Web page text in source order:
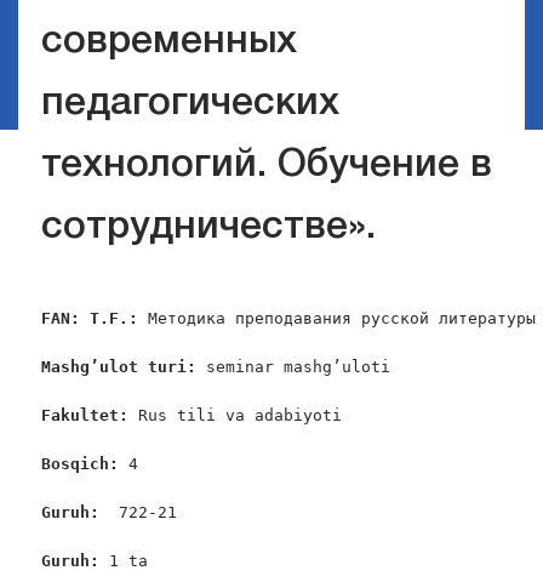
современных
педагогических
технологий. Обучение в
сотрудничестве».
FAN : T. F .: Методика преподавания русской литературы
Mashg’ulot turi: seminar mashg’uloti
Fakultet: Rus tili va adabiyoti
Bosqich: 4
Guruh: 722-21
Guruh: 1 ta